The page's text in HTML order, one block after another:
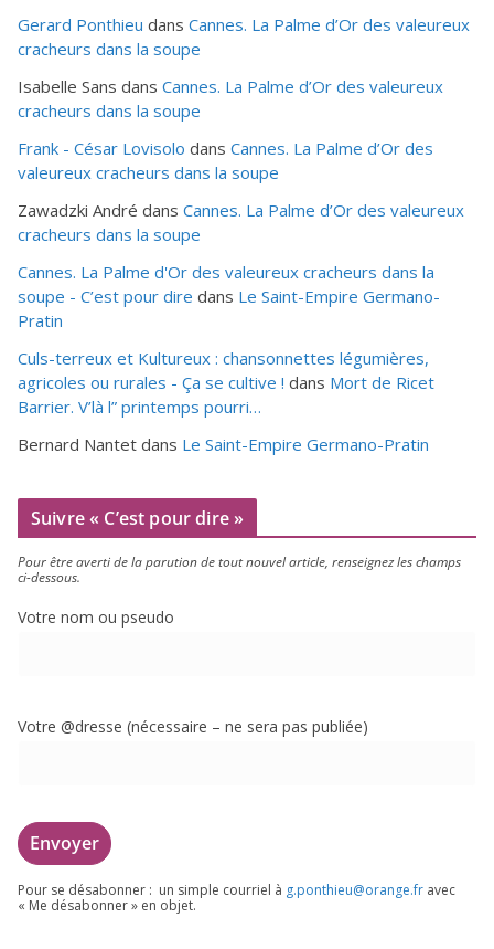
Gerard Ponthieu dans Cannes. La Palme d’Or des valeureux
cracheurs dans la soupe
Isabelle Sans dans Cannes. La Palme d’Or des valeureux
cracheurs dans la soupe
Frank - César Lovisolo dans Cannes. La Palme d’Or des
valeureux cracheurs dans la soupe
Zawadzki André dans Cannes. La Palme d’Or des valeureux
cracheurs dans la soupe
Cannes. La Palme d'Or des valeureux cracheurs dans la
soupe - C’est pour dire dans Le Saint-Empire Germano-
Pratin
Culs-terreux et Kultureux : chansonnettes légumières,
agricoles ou rurales - Ça se cultive ! dans Mort de Ricet
Barrier. V’là l” printemps pourri…
Bernard Nantet dans Le Saint-Empire Germano-Pratin
Suivre « C’est pour dire »
Pour être aver­ti de la paru­tion de tout nou­vel article, ren­sei­gnez les champs
ci-dessous.
Votre nom ou pseudo
Votre @dresse (néces­saire – ne sera pas publiée)
Pour se désa­bon­ner : un simple cour­riel à g.​ponthieu@​orange.​fr avec
« Me désa­bon­ner » en objet.